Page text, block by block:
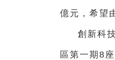
億元，希望
創新科
區第一期8